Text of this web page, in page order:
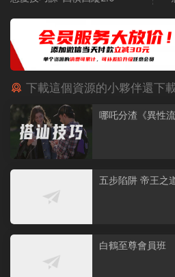
下載這個資源的小夥伴還下
哪吒分渣《異性流
五步陷阱 帝王之
白鶴至尊會員班